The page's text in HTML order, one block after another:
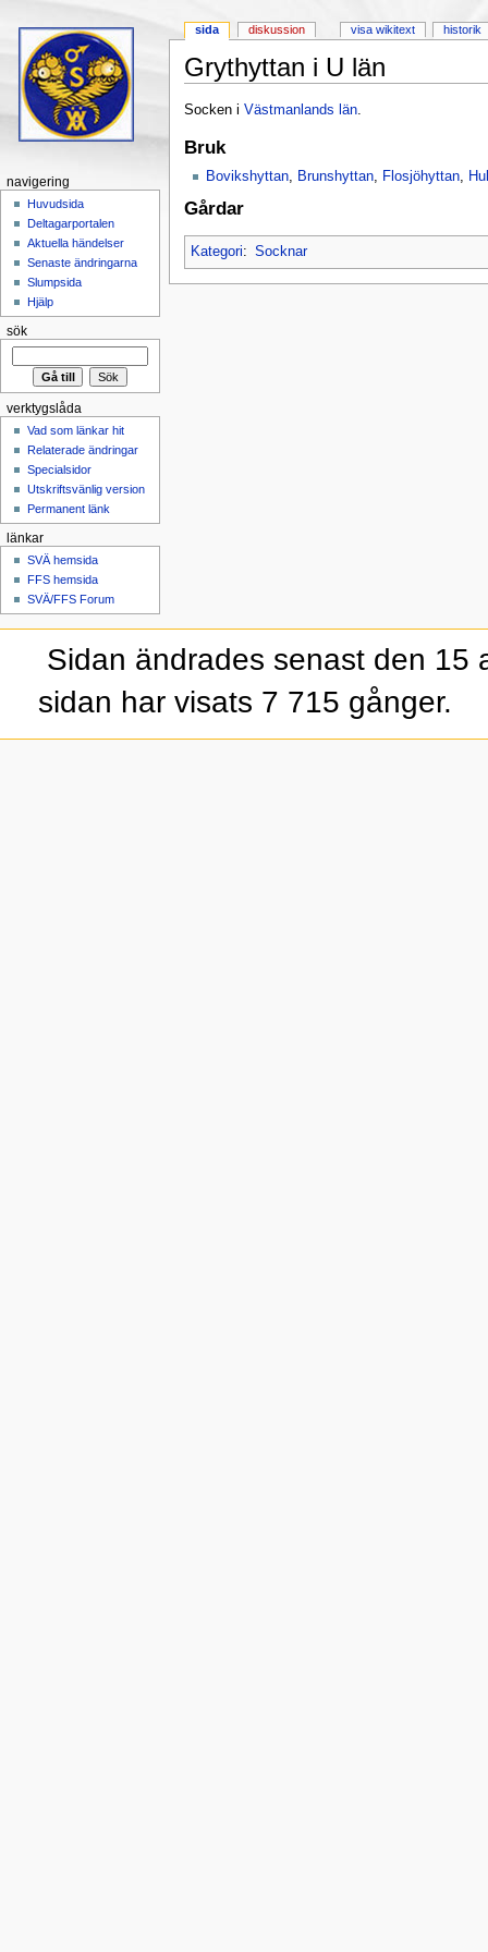
Grythyttan i U län
Socken i Västmanlands län.
Bruk
Bovikshyttan, Brunshyttan, Flosjöhyttan,
Gårdar
Kategori: Socknar
sida diskussion visa wikitext historik
navigering
Huvudsida
Deltagarportalen
Aktuella händelser
Senaste ändringarna
Slumpsida
Hjälp
sök
verktygslåda
Vad som länkar hit
Relaterade ändringar
Specialsidor
Utskriftsvänlig version
Permanent länk
länkar
SVÄ hemsida
FFS hemsida
SVÄ/FFS Forum
Sidan ändrades senast den 15
sidan har visats 7 715 gånger.